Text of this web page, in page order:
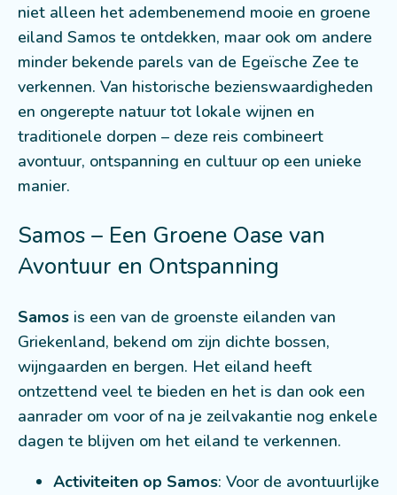
niet alleen het adembenemend mooie en groene
eiland Samos te ontdekken, maar ook om andere
minder bekende parels van de Egeïsche Zee te
verkennen. Van historische bezienswaardigheden
en ongerepte natuur tot lokale wijnen en
traditionele dorpen – deze reis combineert
avontuur, ontspanning en cultuur op een unieke
manier.
Samos – Een Groene Oase van
Avontuur en Ontspanning
Samos is een van de groenste eilanden van
Griekenland, bekend om zijn dichte bossen,
wijngaarden en bergen. Het eiland heeft
ontzettend veel te bieden en het is dan ook een
aanrader om voor of na je zeilvakantie nog enkele
dagen te blijven om het eiland te verkennen.
Activiteiten op Samos: Voor de avontuurlijke